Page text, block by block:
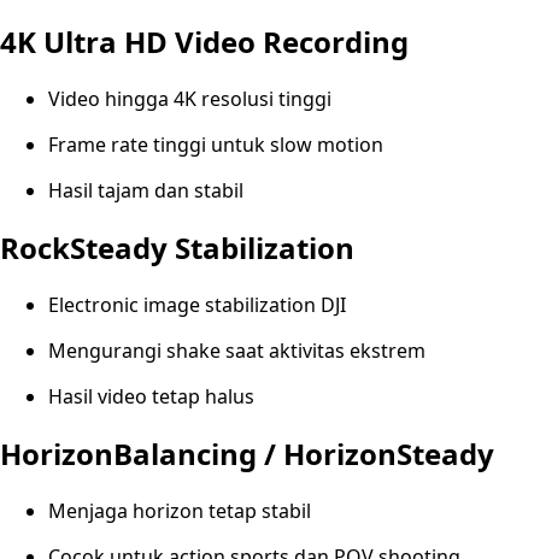
4K Ultra HD Video Recording
Video hingga 4K resolusi tinggi
Frame rate tinggi untuk slow motion
Hasil tajam dan stabil
RockSteady Stabilization
Electronic image stabilization DJI
Mengurangi shake saat aktivitas ekstrem
Hasil video tetap halus
HorizonBalancing / HorizonSteady
Menjaga horizon tetap stabil